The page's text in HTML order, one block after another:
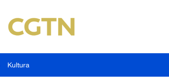
Kultura